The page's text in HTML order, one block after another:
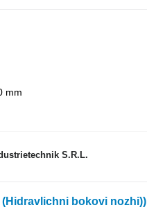
mm
S.R.L.
(Hidravlichni bokovi nozhi))